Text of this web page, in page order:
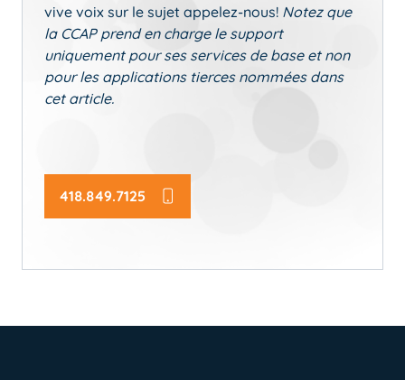
vive voix sur le sujet appelez-nous! Notez que
la CCAP prend en charge le support
uniquement pour ses services de base et non
pour les applications tierces nommées dans
cet article.
418.849.7125